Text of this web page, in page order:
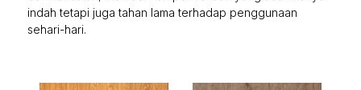
indah tetapi juga tahan lama terhadap penggunaan
sehari-hari.